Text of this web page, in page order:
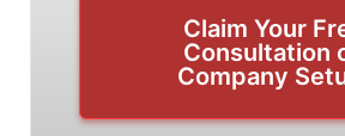
Claim Your
Consultation
Company